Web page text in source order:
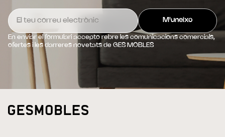
En enviar el formulari accepto rebre les comunicacions comercials,
ofertes i les darreres novetats de GES MOBLES